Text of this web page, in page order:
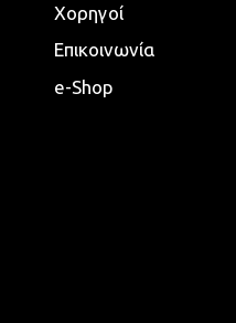
Χορηγοί
Επικοινωνία
e-Shop